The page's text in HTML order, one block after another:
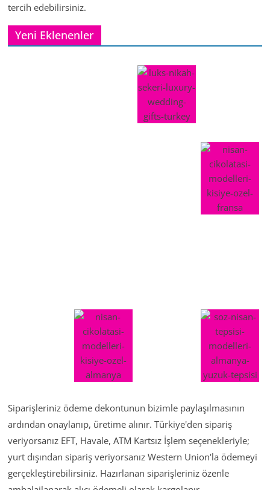
tercih edebilirsiniz.
Yeni Eklenenler
Siparişleriniz ödeme dekontunun bizimle paylaşılmasının
ardından onaylanıp, üretime alınır. Türkiye'den sipariş
veriyorsanız EFT, Havale, ATM Kartsız İşlem seçenekleriyle;
yurt dışından sipariş veriyorsanız Western Union'la ödemeyi
gerçekleştirebilirsiniz. Hazırlanan siparişleriniz özenle